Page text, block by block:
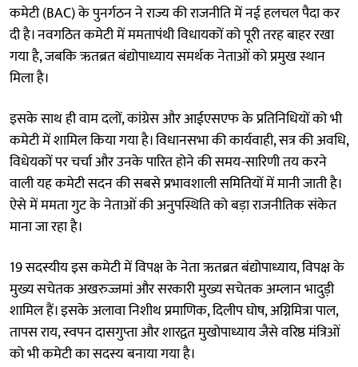
कमेटी (BAC) के पुनर्गठन ने राज्य की राजनीति में नई हलचल पैदा कर
दी है। नवगठित कमेटी में ममतापंथी विधायकों को पूरी तरह बाहर रखा
गया है, जबकि ऋतब्रत बंद्योपाध्याय समर्थक नेताओं को प्रमुख स्थान
मिला है।
इसके साथ ही वाम दलों, कांग्रेस और आईएसएफ के प्रतिनिधियों को भी
कमेटी में शामिल किया गया है। विधानसभा की कार्यवाही, सत्र की अवधि,
विधेयकों पर चर्चा और उनके पारित होने की समय-सारिणी तय करने
वाली यह कमेटी सदन की सबसे प्रभावशाली समितियों में मानी जाती है।
ऐसे में ममता गुट के नेताओं की अनुपस्थिति को बड़ा राजनीतिक संकेत
माना जा रहा है।
19 सदस्यीय इस कमेटी में विपक्ष के नेता ऋतब्रत बंद्योपाध्याय, विपक्ष के
मुख्य सचेतक अखरुज्जमां और सरकारी मुख्य सचेतक अम्लान भादुड़ी
शामिल हैं। इसके अलावा निशीथ प्रमाणिक, दिलीप घोष, अग्निमित्रा पाल,
तापस राय, स्वपन दासगुप्ता और शारद्वत मुखोपाध्याय जैसे वरिष्ठ मंत्रिओं
को भी कमेटी का सदस्य बनाया गया है।